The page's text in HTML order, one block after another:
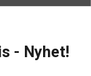
- Nyhet!